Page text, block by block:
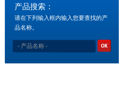
产品搜索：
请在下列输入框内输入您要查找的产
品名称。